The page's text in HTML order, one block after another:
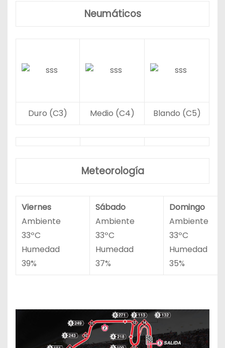
Neumáticos
Duro (C3) Medio (C4) Blando (C5)
Meteorología
Viernes
Ambiente
33ºC
Humedad
39%
Sábado
Ambiente
33ºC
Humedad
37%
Domingo
Ambiente
33ºC
Humedad
35%